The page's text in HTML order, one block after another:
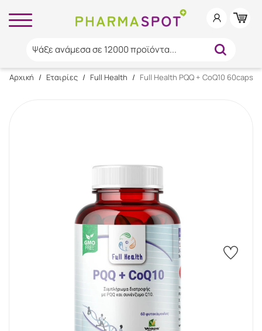
Ψάξε ανάμεσα σε 12000 προϊόντα...
Αρχική / Εταιρίες / Full Health / Full Health PQQ + CoQ10 60caps